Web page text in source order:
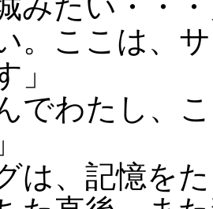
。ここは、
」
でわたし、
、記憶をた